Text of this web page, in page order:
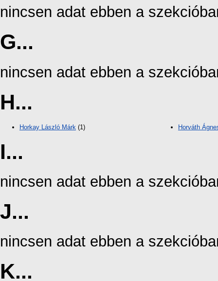
nincsen adat ebben a
G...
nincsen adat ebben a
H...
Horkay László Márk (1) Horváth
I...
nincsen adat ebben a
J...
nincsen adat ebben a
K...